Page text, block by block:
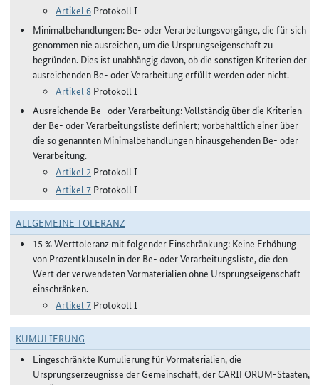
Artikel 6 Protokoll I
Minimalbehandlungen: Be- oder Verarbeitungsvorgänge, die für sich
genommen nie ausreichen, um die Ursprungseigenschaft zu
begründen. Dies ist unabhängig davon, ob die sonstigen Kriterien der
ausreichenden Be- oder Verarbeitung erfüllt werden oder nicht.
Artikel 8 Protokoll I
Ausreichende Be- oder Verarbeitung: Vollständig über die Kriterien
der Be- oder Verarbeitungsliste definiert; vorbehaltlich einer über
die so genannten Minimalbehandlungen hinausgehenden Be- oder
Verarbeitung.
Artikel 2 Protokoll I
Artikel 7 Protokoll I
ALLGEMEINE TOLERANZ
15 % Werttoleranz mit folgender Einschränkung: Keine Erhöhung
von Prozentklauseln in der Be- oder Verarbeitungsliste, die den
Wert der verwendeten Vormaterialien ohne Ursprungseigenschaft
einschränken.
Artikel 7 Protokoll I
KUMULIERUNG
Eingeschränkte Kumulierung für Vormaterialien, die
Ursprungserzeugnisse der Gemeinschaft, der CARIFORUM-Staaten,